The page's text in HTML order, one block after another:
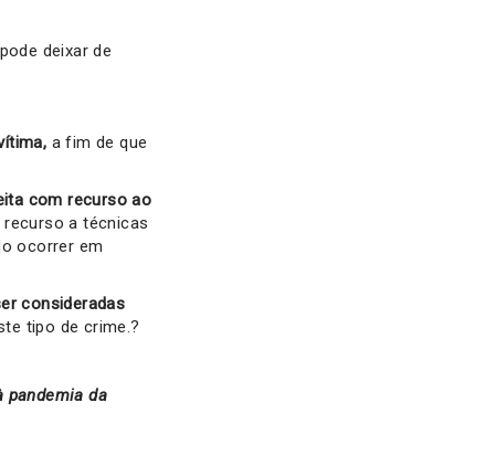
deixar de
a fim de que
com recurso ao
a técnicas
ocorrer em
consideradas
tipo de crime.?
pandemia da